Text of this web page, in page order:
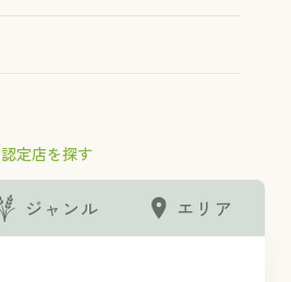
認定店を探す
ジャンル エリア